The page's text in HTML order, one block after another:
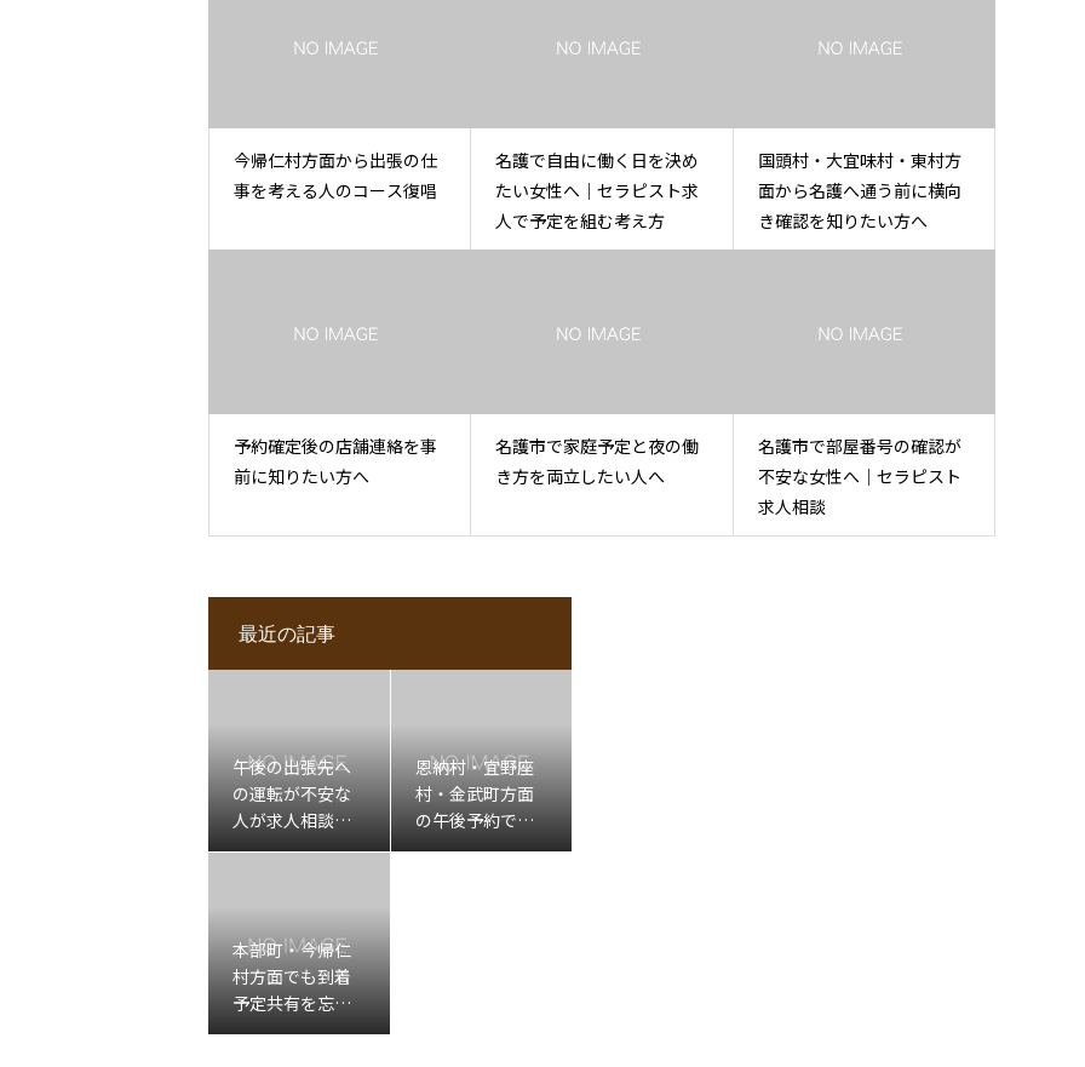
今帰仁村方面から出張の仕
事を考える人のコース復唱
名護で自由に働く日を決め
たい女性へ｜セラピスト求
人で予定を組む考え方
国頭村・大宜味村・東村方
面から名護へ通う前に横向
き確認を知りたい方へ
予約確定後の店舗連絡を事
前に知りたい方へ
名護市で家庭予定と夜の働
き方を両立したい人へ
名護市で部屋番号の確認が
不安な女性へ｜セラピスト
求人相談
最近の記事
午後の出張先へ
の運転が不安な
人が求人相談前
に整理したいこ
恩納村・宜野座
村・金武町方面
の午後予約で移
動確認が不安な
本部町・今帰仁
村方面でも到着
予定共有を忘れ
たくない人へ